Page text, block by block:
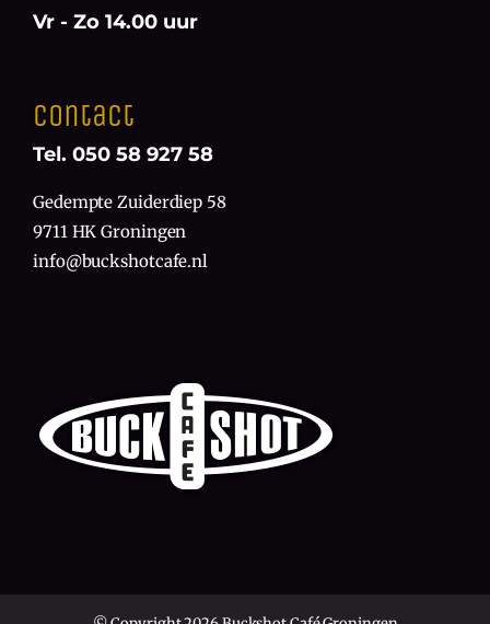
Vr - Zo 14.00 uur
Contact
Tel. 050 58 927 58
Gedempte Zuiderdiep 58
9711 HK Groningen
info@buckshotcafe.nl